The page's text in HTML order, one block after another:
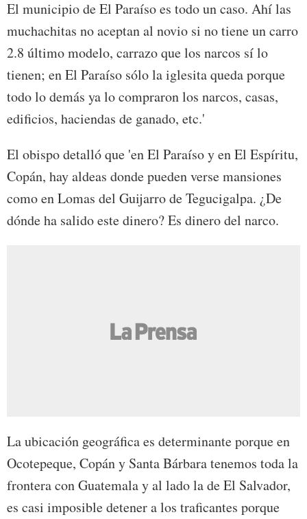
El municipio de El Paraíso es todo un caso. Ahí las
muchachitas no aceptan al novio si no tiene un carro
2.8 último modelo, carrazo que los narcos sí lo
tienen; en El Paraíso sólo la iglesita queda porque
todo lo demás ya lo compraron los narcos, casas,
edificios, haciendas de ganado, etc.'
El obispo detalló que 'en El Paraíso y en El Espíritu,
Copán, hay aldeas donde pueden verse mansiones
como en Lomas del Guijarro de Tegucigalpa. ¿De
dónde ha salido este dinero? Es dinero del narco.
La ubicación geográfica es determinante porque en
Ocotepeque, Copán y Santa Bárbara tenemos toda la
frontera con Guatemala y al lado la de El Salvador,
es casi imposible detener a los traficantes porque